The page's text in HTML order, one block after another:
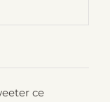
ce